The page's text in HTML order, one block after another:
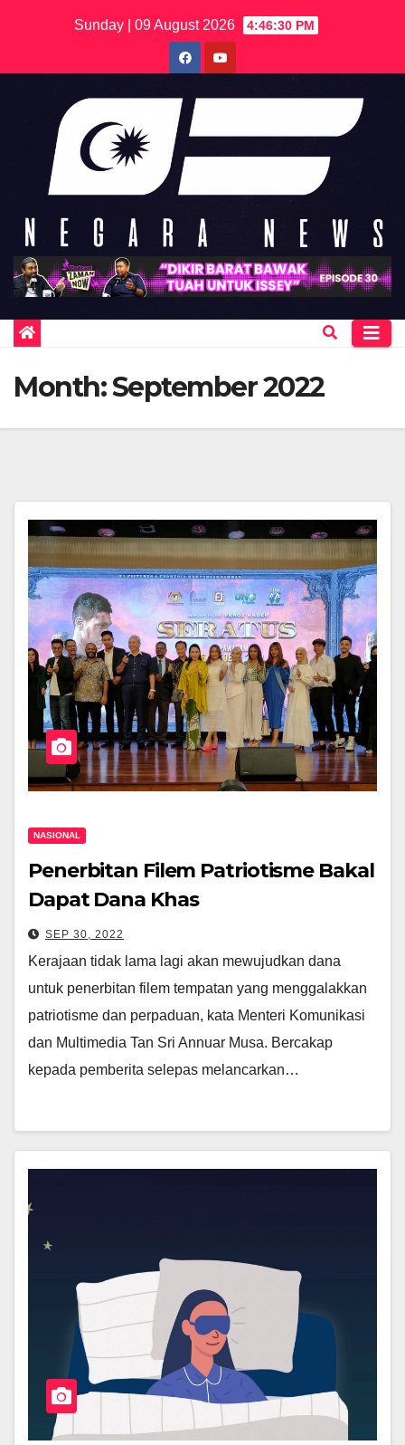
Sunday | 09 August 2026 4:46:30 PM
Month:September 2022
NASIONAL
Penerbitan Filem Patriotisme Bakal
Dapat Dana Khas
SEP 30, 2022
Kerajaan tidak lama lagi akan mewujudkan dana
untuk penerbitan filem tempatan yang menggalakkan
patriotisme dan perpaduan, kata Menteri Komunikasi
dan Multimedia Tan Sri Annuar Musa. Bercakap
kepada pemberita selepas melancarkan…